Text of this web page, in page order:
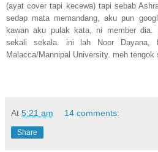
(ayat cover tapi kecewa) tapi sebab
sedap mata memandang, aku pun
kawan aku pulak kata, ni member
sekali sekala. ini lah Noor Dayana,
Malacca/Mannipal University. meh tengok
At 5:21 am 14 comments:
Share